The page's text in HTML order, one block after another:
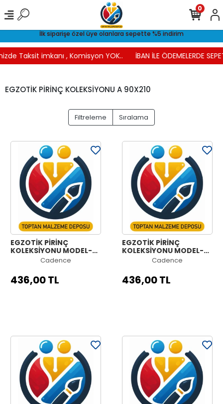
İlk siparişe özel üye olanlara sepette %5 indirim
Taksit imkanı , Komisyon YOK.. İBAN İLE ÖDEMELERDE
0
EGZOTİK PİRİNÇ KOLEKSİYONU A 90X210
Filtreleme Sıralama
EGZOTİK PİRİNÇ
KOLEKSİYONU MODEL-
6C 90X210Cadence
436,00 TL
EGZOTİK PİRİNÇ
KOLEKSİYONU MODEL-
6B 90X210Cadence
436,00 TL